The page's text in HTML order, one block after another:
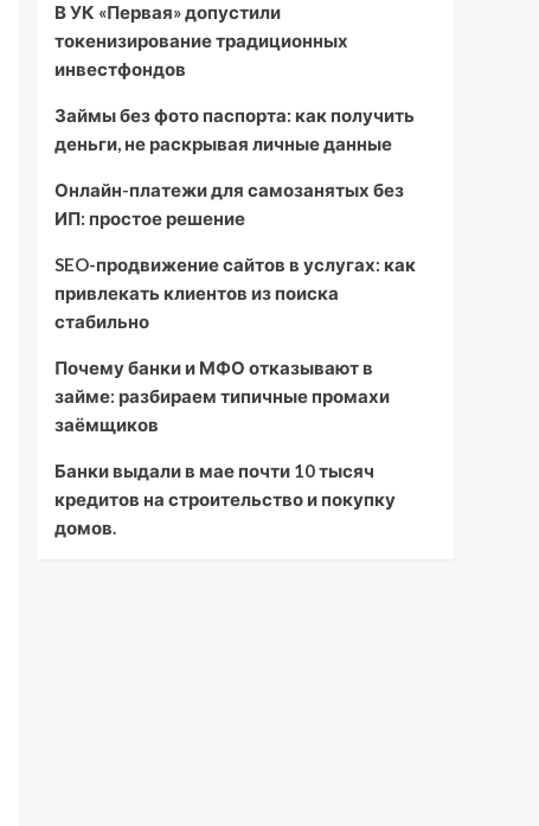
В УК «Первая» допустили
токенизирование традиционных
инвестфондов
Займы без фото паспорта: как получить
деньги, не раскрывая личные данные
Онлайн-платежи для самозанятых без
ИП: простое решение
SEO-продвижение сайтов в услугах: как
привлекать клиентов из поиска
стабильно
Почему банки и МФО отказывают в
займе: разбираем типичные промахи
заёмщиков
Банки выдали в мае почти 10 тысяч
кредитов на строительство и покупку
домов.